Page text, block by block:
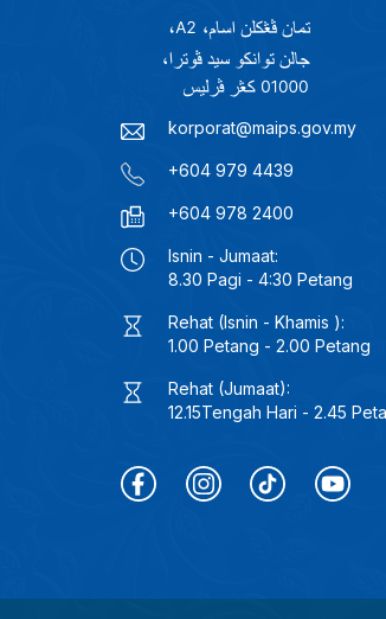
korporat@maips.gov.my
+604 979 4439
+604 978 2400
Isnin - Jumaat:
8.30 Pagi - 4:30 Petang
Rehat (Isnin - Khamis ):
1.00 Petang - 2.00 Petang
Rehat (Jumaat):
12.15Tengah Hari - 2.45